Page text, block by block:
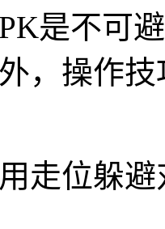
是不可
，操作
走位躲